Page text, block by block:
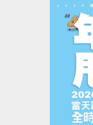
理，請排隊依序等候。
• 體適能使用須滿16歲(含)
• 本中心保留活動辦法之最